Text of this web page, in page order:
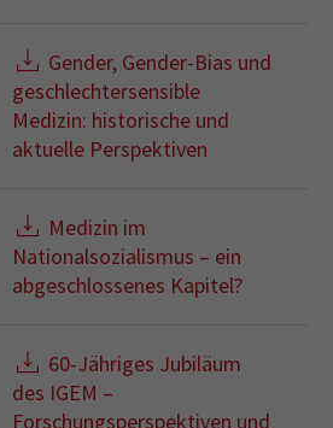
Gender, Gender-Bias und
geschlechtersensible
Medizin: historische und
aktuelle Perspektiven
Medizin im
Nationalsozialismus – ein
abgeschlossenes Kapitel?
60-Jähriges Jubiläum
des IGEM –
Forschungsperspektiven und